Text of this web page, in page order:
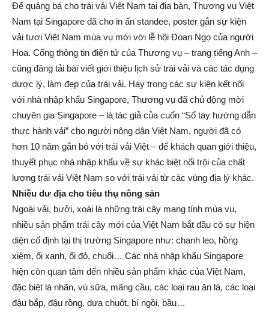
Để quảng bá cho trái vải Việt Nam tại địa bàn, Thương vụ Việt
Nam tại Singapore đã cho in ấn standee, poster gắn sự kiện
vải tươi Việt Nam mùa vụ mới với lễ hội Đoan Ngọ của người
Hoa. Cổng thông tin điện tử của Thương vụ – trang tiếng Anh –
cũng đăng tải bài viết giới thiệu lịch sử trái vải và các tác dụng
dược lý, làm đẹp của trái vải. Hay trong các sự kiện kết nối
với nhà nhập khẩu Singapore, Thương vụ đã chủ động mời
chuyên gia Singapore – là tác giả của cuốn “Sổ tay hướng dẫn
thực hành vải” cho người nông dân Việt Nam, người đã có
hơn 10 năm gắn bó với trái vải Việt – để khách quan giới thiệu,
thuyết phục nhà nhập khẩu về sự khác biệt nổi trội của chất
lượng trái vải Việt Nam so với trái vải từ các vùng địa lý khác.
Nhiều dư địa cho tiêu thụ nông sản
Ngoài vải, bưởi, xoài là những trái cây mang tính mùa vụ,
nhiều sản phẩm trái cây mới của Việt Nam bắt đầu có sự hiện
diện cố định tại thị trường Singapore như: chanh leo, hồng
xiêm, ổi xanh, ổi đỏ, chuối… Các nhà nhập khẩu Singapore
hiện còn quan tâm đến nhiều sản phẩm khác của Việt Nam,
đặc biệt là nhãn, vú sữa, mãng cầu, các loại rau ăn lá, các loại
đậu bắp, đậu rồng, dưa chuột, bí ngồi, bầu…